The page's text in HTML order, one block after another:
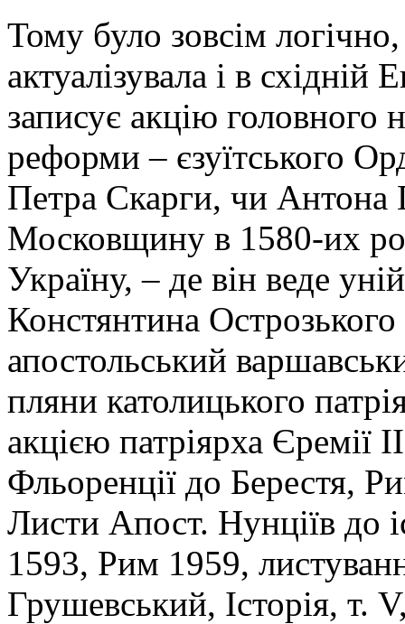
Тому було зовсім
актуалізувала і в східній
записує акцію головного
реформи – єзуїтського
Петра Скарги, чи Антона
Московщину в 1580-их
Україну, – де він веде
Констянтина
апостольський
пляни католицького
акцією патріярха Єремії
Фльоренції до Берестя,
Листи Апост. Нунціїв до
1593, Рим 1959,
Грушевський, Історія, т.